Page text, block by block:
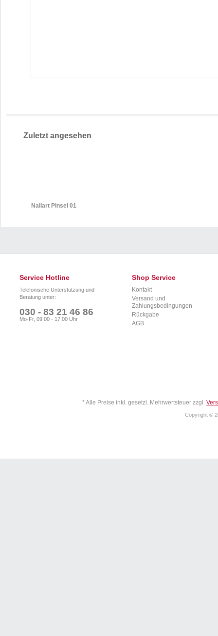
Zuletzt angesehen
Nailart Pinsel 01
Service Hotline
Telefonische Unterstützung und
Beratung unter:
030 - 83 21 46 86
Mo-Fr, 09:00 - 17:00 Uhr
Shop Service
Kontakt
Versand und
Zahlungsbedingungen
Rückgabe
AGB
* Alle Preise inkl. gesetzl. Mehrwertsteuer zzgl.
Copyright ©